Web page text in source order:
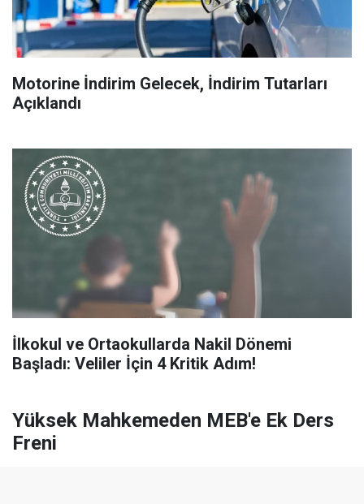
Motorine İndirim Gelecek, İndirim Tutarları
Açıklandı
İlkokul ve Ortaokullarda Nakil Dönemi
Başladı: Veliler İçin 4 Kritik Adım!
Yüksek Mahkemeden MEB'e Ek Ders
Freni